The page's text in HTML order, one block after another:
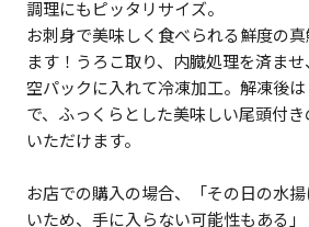
調理にもピッタリサイズ。
お刺身で美味しく食べられる鮮度の
ます！うろこ取り、内臓処理を済ま
空パックに入れて冷凍加工。解凍後
で、ふっくらとした美味しい尾頭付
いただけます。
お店での購入の場合、「その日の水
いため、手に入らない可能性もある